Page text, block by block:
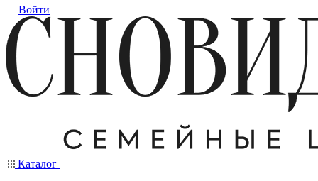
Войти
Каталог